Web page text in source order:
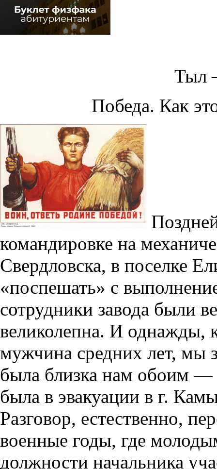
Тыл
Победа. Как
командировке на
Свердловска, в поселке
«поспешать» с
сотрудники завода были
великолепна. И однажды,
мужчина средних лет, мы
была близка нам обоим —
была в эвакуации в г.
Разговор, естественно,
военные годы, где
должности начальника